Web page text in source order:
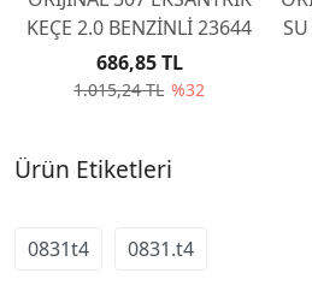
KEÇE 2.0 BENZİNLİ 23644
1.015,24 TL %32
686,85 TL
Ürün Etiketleri
0831t4 0831.t4